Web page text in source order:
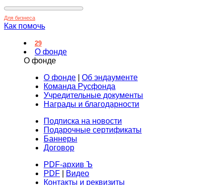
Для бизнеса
Как помочь
29
О фонде
О фонде
О фонде
Об эндаументе
Команда Русфонда
Учредительные документы
Награды и благодарности
Подписка на новости
Подарочные сертификаты
Баннеры
Договор
PDF-архив Ъ
PDF
Видео
Контакты и реквизиты